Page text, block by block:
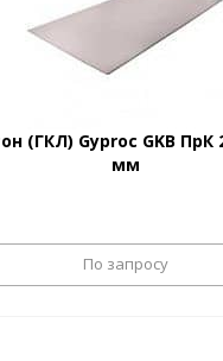
(ГКЛ) Gyproc GKB ПрК
мм
По запросу